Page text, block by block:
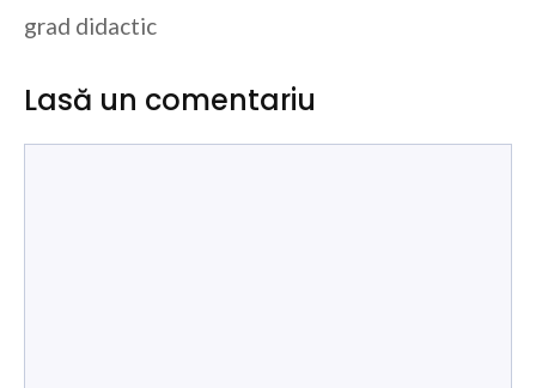
grad didactic
Lasă un comentariu